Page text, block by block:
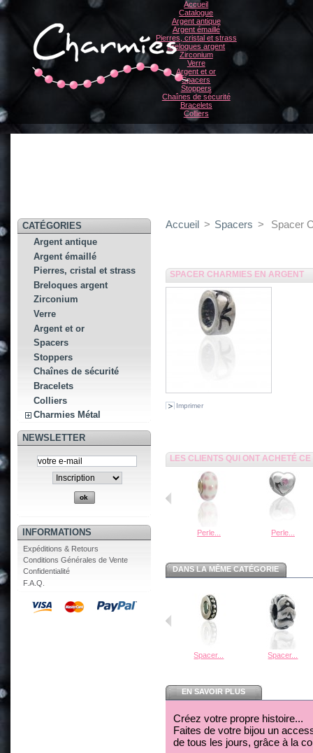
Accueil
Catalogue
Argent antique
Argent émaillé
Pierres, cristal et strass
Breloques argent
Zirconium
Verre
Argent et or
Spacers
Stoppers
Chaînes de sécurité
Bracelets
Colliers
CATÉGORIES
Argent antique
Argent émaillé
Pierres, cristal et strass
Breloques argent
Zirconium
Verre
Argent et or
Spacers
Stoppers
Chaînes de sécurité
Bracelets
Colliers
Charmies Métal
NEWSLETTER
INFORMATIONS
Expéditions & Retours
Conditions Générales de Vente
Confidentialité
F.A.Q.
Accueil > Spacers > Spacer
SPACER CHARMIES EN ARGENT
Imprimer
LES CLIENTS QUI ONT ACHETÉ
Perle... Perle...
DANS LA MÊME CATÉGORIE
Spacer... Spacer...
EN SAVOIR PLUS
Créez votre propre histoire...
Faites de votre bijou un
de tous les jours, grâce à la